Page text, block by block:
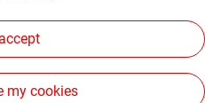
Générales d’Utilisation
Plan du site -
only the technical cookies
correctly will be used. For
"Personal Data and Tracker
my cookies